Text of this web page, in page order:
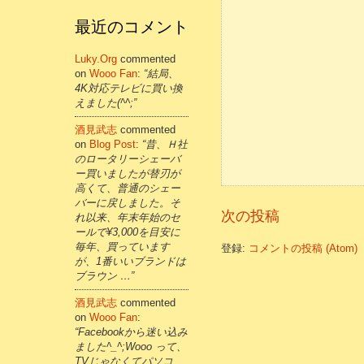
次の投稿
登録: コメントの投稿 (Atom)
最近のコメント
Luky.org commented
on Wooo Fan: “結局、
4K対応テレビに買い換
えました(^^;”
酒見武志 commented
on Blog Post: “昔、Ｈ社
のロータリーシェーバ
ー買いましたが替刃が
高くて、普通のシェー
バーに戻しました。そ
れ以来、年末年始のセ
ールで¥3,000を目安に
毎年、買っています
が、1番いいブランドは
ブラウン …”
酒見武志 commented
on Wooo Fan:
“Facebookから迷い込み
ました^_^;Wooo って、
TVじゃなくてパソコ